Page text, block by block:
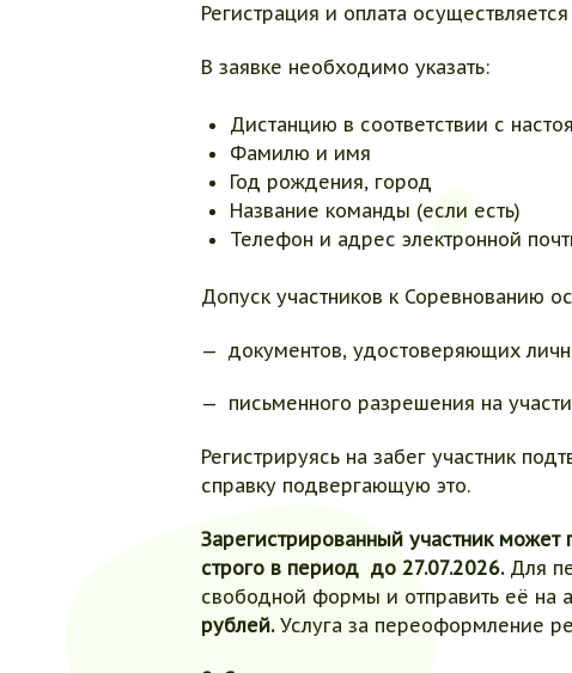
Регистрация и оплата
В заявке необходимо указать:
Дистанцию в соответствии с
Фамилю и имя
Год рождения, город
Название команды (если есть)
Телефон и адрес электронной
Допуск участников к Соревнованию
— документов, удостоверяющих
— письменного разрешения на
Регистрируясь на забег участник
справку подвергающую это.
Зарегистрированный участник
строго в период до 27.07.2026.Для
свободной формы и отправить её на
рублей.Услуга за переоформление